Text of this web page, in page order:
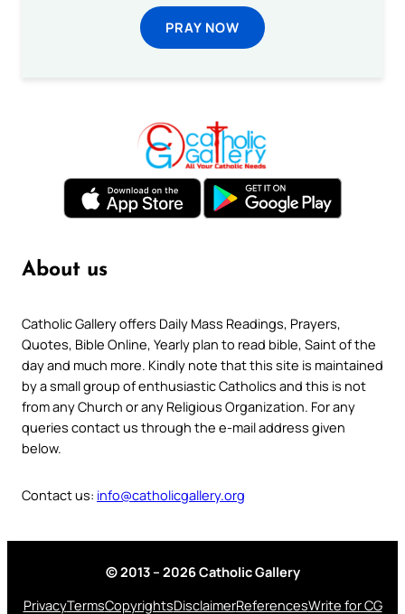
PRAY NOW
About us
Catholic Gallery offers Daily Mass Readings, Prayers,
Quotes, Bible Online, Yearly plan to read bible, Saint of the
day and much more. Kindly note that this site is maintained
by a small group of enthusiastic Catholics and this is not
from any Church or any Religious Organization. For any
queries contact us through the e-mail address given
below.
Contact us: info@catholicgallery.org
© 2013 – 2026 Catholic Gallery
PrivacyTermsCopyrightsDisclaimerReferencesWrite for CG